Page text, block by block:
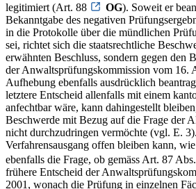
legitimiert (Art. 88
OG). Soweit er
Bekanntgabe des negativen
in die Protokolle über die mündlichen
sei, richtet sich die staatsrechtliche
erwähnten Beschluss, sondern gegen den
der Anwaltsprüfungskommission vom 16.
Aufhebung ebenfalls ausdrücklich
letztere Entscheid allenfalls mit einem
anfechtbar wäre, kann dahingestellt
Beschwerde mit Bezug auf die Frage der
nicht durchzudringen vermöchte (vgl. E.
Verfahrensausgang offen bleiben kann,
ebenfalls die Frage, ob gemäss Art. 87
frühere Entscheid der
2001, wonach die Prüfung in einzelnen